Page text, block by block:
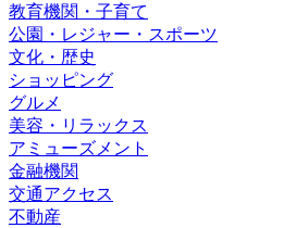
教育機関・子育て
公園・レジャー・スポーツ
文化・歴史
ショッピング
グルメ
美容・リラックス
アミューズメント
金融機関
交通アクセス
不動産